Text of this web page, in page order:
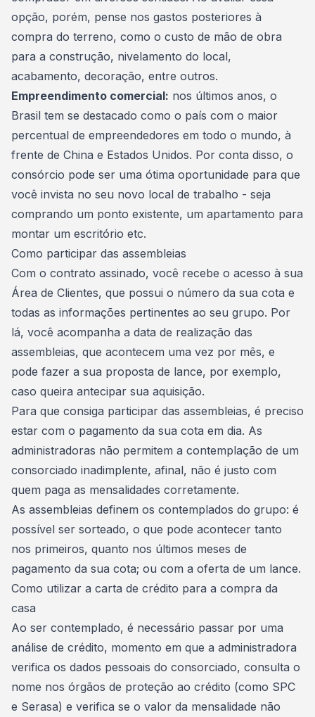
opção, porém, pense nos gastos posteriores à
compra do terreno, como o custo de mão de obra
para a construção, nivelamento do local,
acabamento, decoração, entre outros.
Empreendimento comercial: nos últimos anos, o
Brasil tem se destacado como o país com o maior
percentual de empreendedores em todo o mundo, à
frente de China e Estados Unidos. Por conta disso, o
consórcio pode ser uma ótima oportunidade para que
você invista no seu novo local de trabalho - seja
comprando um ponto existente, um apartamento para
montar um escritório etc.
Como participar das assembleias
Com o contrato assinado, você recebe o acesso à sua
Área de Clientes, que possui o número da sua cota e
todas as informações pertinentes ao seu grupo. Por
lá, você acompanha a data de realização das
assembleias, que acontecem uma vez por mês, e
pode fazer a sua proposta de lance, por exemplo,
caso queira antecipar sua aquisição.
Para que consiga participar das assembleias, é preciso
estar com o pagamento da sua cota em dia. As
administradoras não permitem a contemplação de um
consorciado inadimplente, afinal, não é justo com
quem paga as mensalidades corretamente.
As assembleias definem os contemplados do grupo: é
possível ser sorteado, o que pode acontecer tanto
nos primeiros, quanto nos últimos meses de
pagamento da sua cota; ou com a oferta de um lance.
Como utilizar a carta de crédito para a compra da
casa
Ao ser contemplado, é necessário passar por uma
análise de crédito, momento em que a administradora
verifica os dados pessoais do consorciado, consulta o
nome nos órgãos de proteção ao crédito (como SPC
e Serasa) e verifica se o valor da mensalidade não